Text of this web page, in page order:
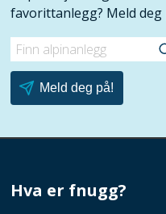
favorittanlegg? Meld deg
Finn
alpinanlegg
Hva er fnugg?